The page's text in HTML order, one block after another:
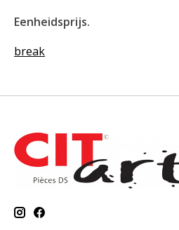
Eenheidsprijs.
break